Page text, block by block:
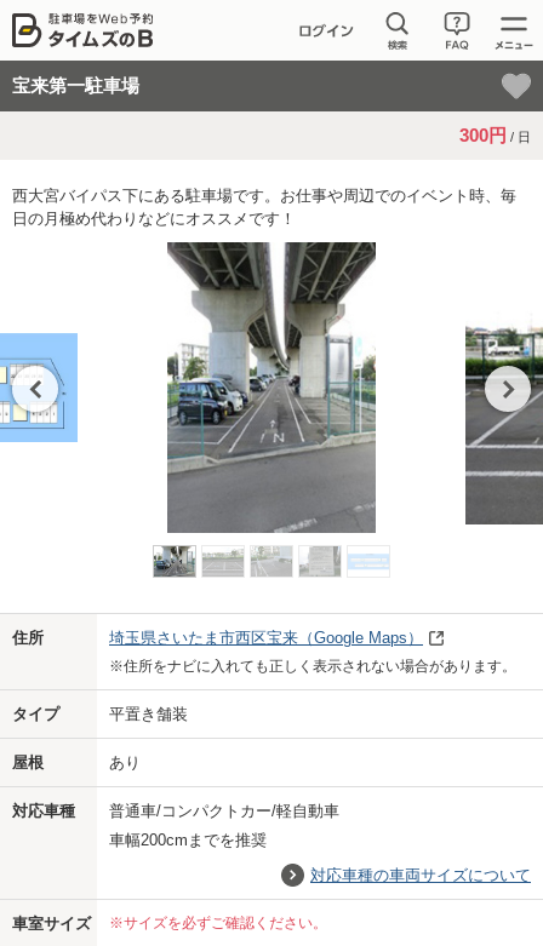
宝来第一駐車場
300円 / 日
西大宮バイパス下にある駐車場です。お仕事や周辺でのイベント時、毎
日の月極め代わりなどにオススメです！
住所
埼玉県さいたま市西区宝来 （Google Maps）
※住所をナビに入れても正しく表示されない場合があります。
タイプ 平置き舗装
屋根 あり
対応車種
普通車/コンパクトカー/軽自動車
車幅200cmまでを推奨
対応車種の車両サイズについて
車室サイズ ※サイズを必ずご確認ください。